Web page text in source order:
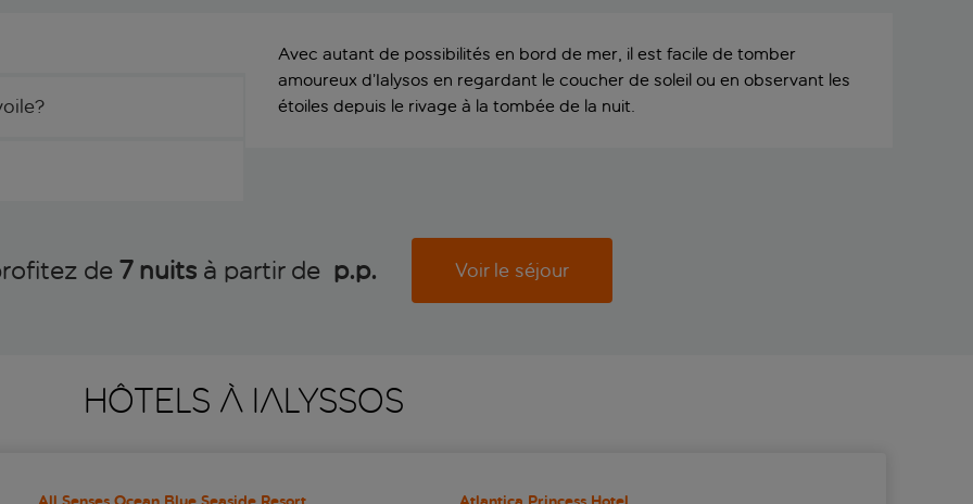
Avec autant de possibilités en bord de mer, il est facile de tomber
amoureux d’Ialysos en regardant le coucher de soleil ou en observant les
étoiles depuis le rivage à la tombée de la nuit.
de 7 nuits à partir de p.p. Voir le séjour
HÔTELS À IALYSSOS